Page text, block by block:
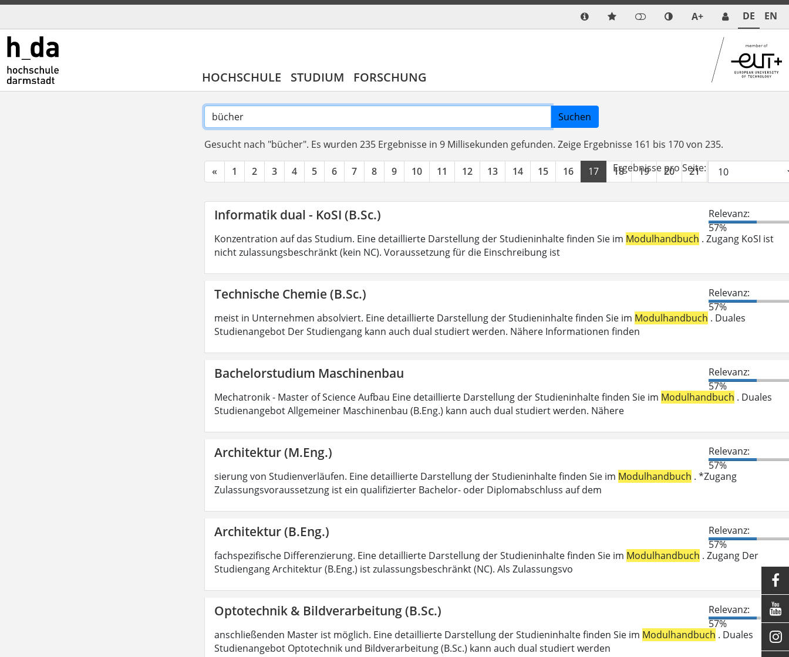
A+ DE EN
HOCHSCHULE STUDIUM FORSCHUNG
Suchen
Gesucht nach "bücher". Es wurden 235 Ergebnisse in 9 Millisekunden gefunden. Zeige Ergebnisse 161 bis 170 von 235.
« 1 2 3 4 5 6 7 8 9 10 11 12 13 14 15 16 17 18 19 20 21 22
Ergebnisse pro Seite:
Informatik dual - KoSI (B.Sc.)
Relevanz:
57%
Konzentration auf das Studium. Eine detaillierte Darstellung der Studieninhalte finden Sie im Modulhandbuch . Zugang KoSI ist
nicht zulassungsbeschränkt (kein NC). Voraussetzung für die Einschreibung ist
Technische Chemie (B.Sc.)
Relevanz:
57%
meist in Unternehmen absolviert. Eine detaillierte Darstellung der Studieninhalte finden Sie im Modulhandbuch . Duales
Studienangebot Der Studiengang kann auch dual studiert werden. Nähere Informationen finden
Bachelorstudium Maschinenbau
Relevanz:
57%
Mechatronik - Master of Science Aufbau Eine detaillierte Darstellung der Studieninhalte finden Sie im Modulhandbuch . Duales
Studienangebot Allgemeiner Maschinenbau (B.Eng.) kann auch dual studiert werden. Nähere
Architektur (M.Eng.)
Relevanz:
57%
sierung von Studienverläufen. Eine detaillierte Darstellung der Studieninhalte finden Sie im Modulhandbuch . *Zugang
Zulassungsvoraussetzung ist ein qualifizierter Bachelor- oder Diplomabschluss auf dem
Architektur (B.Eng.)
Relevanz:
57%
fachspezifische Differenzierung. Eine detaillierte Darstellung der Studieninhalte finden Sie im Modulhandbuch . Zugang Der
Studiengang Architektur (B.Eng.) ist zulassungsbeschränkt (NC). Als Zulassungsvo
Optotechnik & Bildverarbeitung (B.Sc.)
Relevanz:
57%
anschließenden Master ist möglich. Eine detaillierte Darstellung der Studieninhalte finden Sie im Modulhandbuch . Duales
Studienangebot Optotechnik und Bildverarbeitung (B.Sc.) kann auch dual studiert werden


